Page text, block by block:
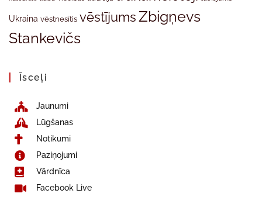
Ukraina vēstnesītis vēstījumsZbigņevs
Stankevičs
Īsceļi
Jaunumi
Lūgšanas
Notikumi
Paziņojumi
Vārdnīca
Facebook Live